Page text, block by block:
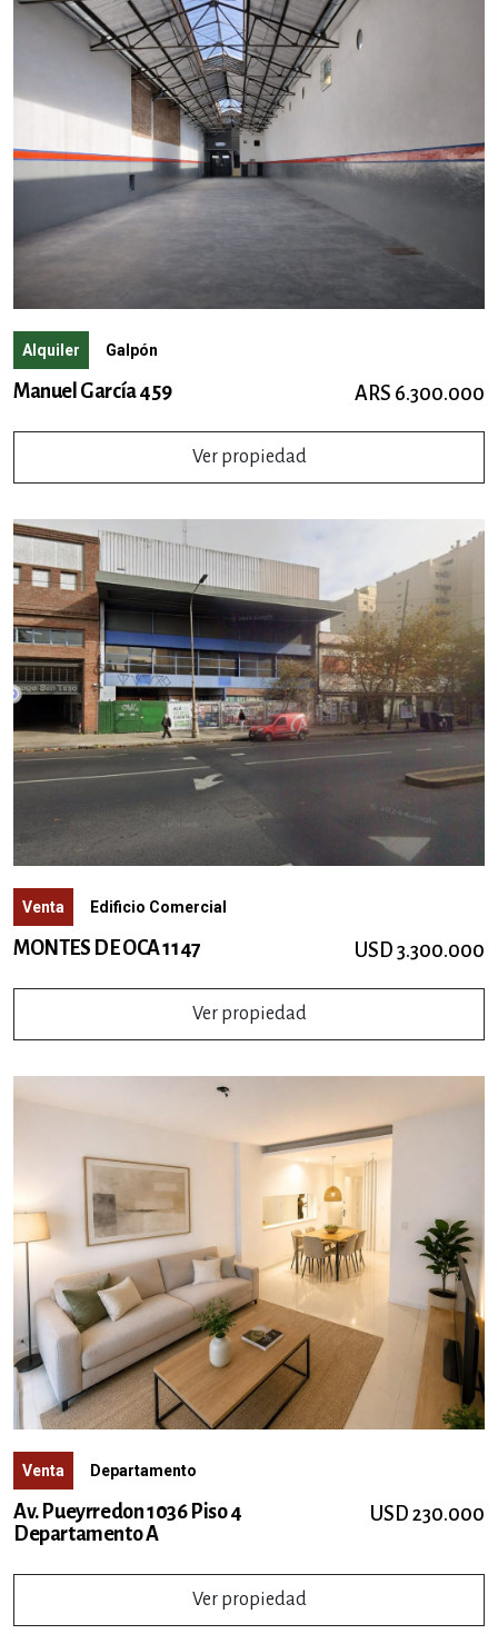
Alquiler Galpón
Manuel García 459 ARS 6.300.000
Ver propiedad
Venta Edificio Comercial
MONTES DE OCA 1147 USD 3.300.000
Ver propiedad
Venta Departamento
Av. Pueyrredon 1036 Piso 4
Departamento A
USD 230.000
Ver propiedad